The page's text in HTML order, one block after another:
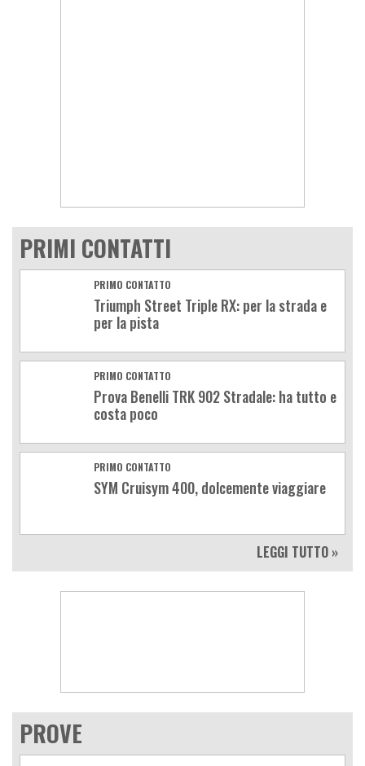
PRIMI CONTATTI
PRIMO CONTATTO
Triumph Street Triple RX: per la strada e
per la pista
PRIMO CONTATTO
Prova Benelli TRK 902 Stradale: ha tutto e
costa poco
PRIMO CONTATTO
SYM Cruisym 400, dolcemente viaggiare
LEGGI TUTTO »
PROVE